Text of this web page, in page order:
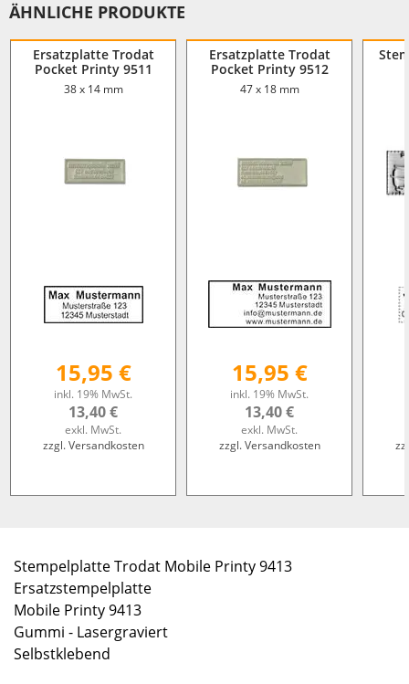
ÄHNLICHE PRODUKTE
Ersatzplatte Trodat
Pocket Printy 9511
38 x 14 mm
15,95 €
inkl. 19% MwSt.
13,40 €
exkl. MwSt.
zzgl. Versandkosten
Ersatzplatte Trodat
Pocket Printy 9512
47 x 18 mm
15,95 €
inkl. 19% MwSt.
13,40 €
exkl. MwSt.
zzgl. Versandkosten
Stempelplatte Trodat Mobile Printy 9413
Ersatzstempelplatte
Mobile Printy 9413
Gummi - Lasergraviert
Selbstklebend